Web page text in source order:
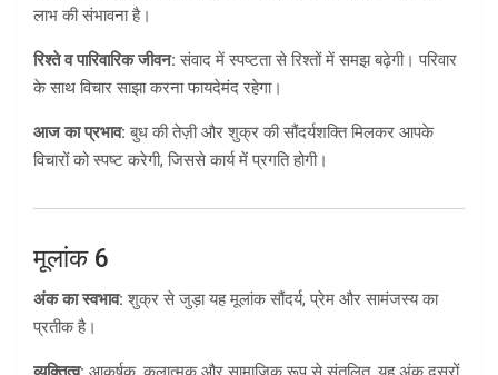
लाभ की संभावना है।
रिश्ते व पारिवारिक जीवन: संवाद में स्पष्टता से रिश्तों में समझ बढ़ेगी। परिवार
के साथ विचार साझा करना फायदेमंद रहेगा।
आज का प्रभाव: बुध की तेज़ी और शुक्र की सौंदर्यशक्ति मिलकर आपके
विचारों को स्पष्ट करेगी, जिससे कार्य में प्रगति होगी।
मूलांक 6
अंक का स्वभाव: शुक्र से जुड़ा यह मूलांक सौंदर्य, प्रेम और सामंजस्य का
प्रतीक है।